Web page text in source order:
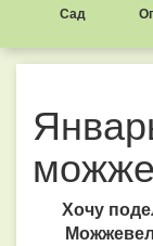
Сад
Хочу